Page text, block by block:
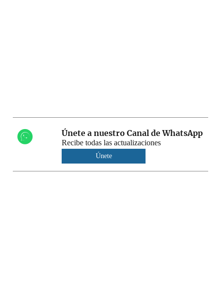
Únete a nuestro Canal de WhatsApp
Recibe todas las actualizaciones
Únete